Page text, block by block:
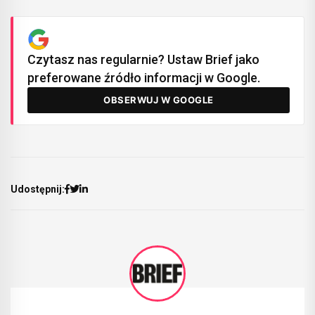
Czytasz nas regularnie? Ustaw Brief jako
preferowane źródło informacji w Google.
OBSERWUJ W GOOGLE
Udostępnij: